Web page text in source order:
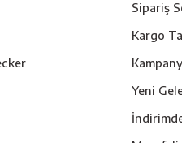
Sipariş
Kargo
Yeni